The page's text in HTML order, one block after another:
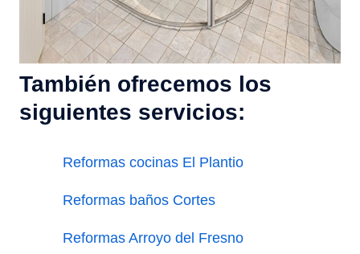
También ofrecemos los
siguientes servicios:
Reformas cocinas El Plantio
Reformas baños Cortes
Reformas Arroyo del Fresno